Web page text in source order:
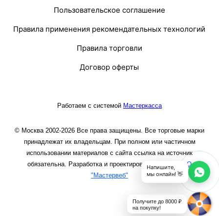
Пользовательское соглашение
Правила применения рекомендательных технологий
Правила торговли
Договор оферты
Работаем с системой Мастеркасса
© Москва 2002-2026 Все права защищены. Все торговые марки
принадлежат их владельцам. При полном или частичном
использовании материалов с сайта ссылка на источник
обязательна. Разработка и проектирование сайта
ООО
"Мастервеб"
Напишите,
мы онлайн! 👋
Получите до 8000 ₽
на покупку!